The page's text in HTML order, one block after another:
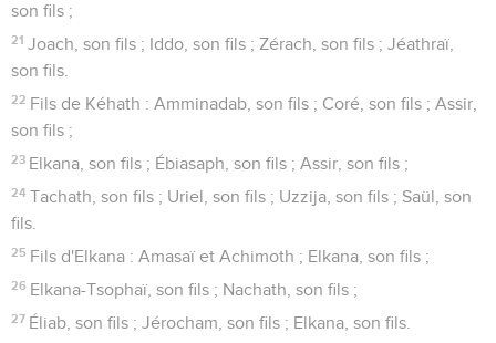
son fils ;
21 Joach, son fils ; Iddo, son fils ; Zérach, son fils ; Jéathraï,
son fils.
22 Fils de Kéhath : Amminadab, son fils ; Coré, son fils ; Assir,
son fils ;
23 Elkana, son fils ; Ébiasaph, son fils ; Assir, son fils ;
24 Tachath, son fils ; Uriel, son fils ; Uzzija, son fils ; Saül, son
fils.
25 Fils d'Elkana : Amasaï et Achimoth ; Elkana, son fils ;
26 Elkana-Tsophaï, son fils ; Nachath, son fils ;
27 Éliab, son fils ; Jérocham, son fils ; Elkana, son fils.